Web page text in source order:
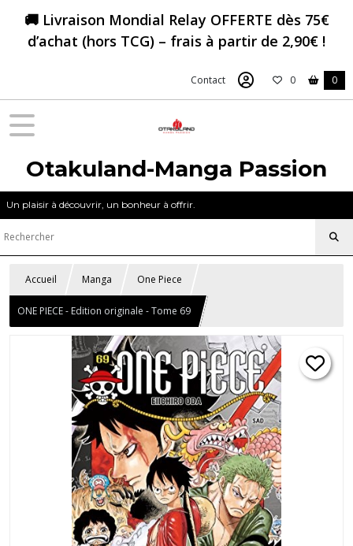
🚚 Livraison Mondial Relay OFFERTE dès 75€
d’achat (hors TCG) – frais à partir de 2,90€ !
Contact 0 0
Otakuland-Manga Passion
Un plaisir à découvrir, un bonheur à offrir.
Accueil Manga One Piece
ONE PIECE - Edition originale - Tome 69